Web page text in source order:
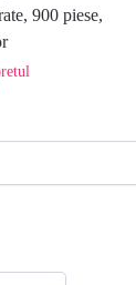
900 piese,